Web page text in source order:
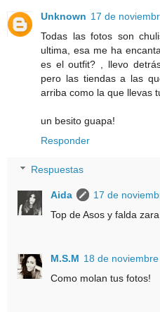
Unknown 17 de
Todas las fotos son
ultima, esa me ha
es el outfit? , llevo
pero las tiendas a las
arriba como la que llevas
un besito guapa!
Responder
Respuestas
Aida
17 de
Top de Asos y falda
M.S.M 18 de
Como molan tus fotos!